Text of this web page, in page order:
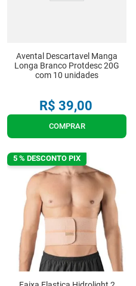
Avental Descartavel Manga
Longa Branco Protdesc 20G
com 10 unidades
R$ 39,00
COMPRAR
5 % DESCONTO PIX